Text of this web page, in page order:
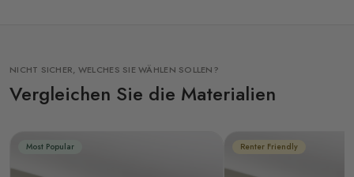
NICHT SICHER, WELCHES SIE WÄHLEN SOLLEN?
Vergleichen Sie die Materialien
Most Popular Renter Friendly